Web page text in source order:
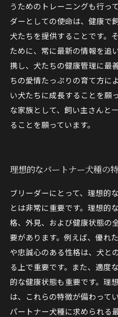
うためのトレーニングも行っ
ダーとしての使命は、健康で
犬たちを提供することです。
ために、常に最新の情報を追
携し、犬たちの健康管理に最
ちの愛情たっぷりの育て方に
い犬たちに成長することを願
な家族として、飼い主さんと
ることを願っています。
理想的なパートナー犬種の
ブリーダーにとって、理想的
とは非常に重要です。理想的
格、外見、および健康状態の
要があります。例えば、優れ
や忠誠心のある性格は、犬と
る上で重要です。また、適度
的な健康状態も重要です。理
は、これらの特徴が備わって
パートナー犬種に求められる